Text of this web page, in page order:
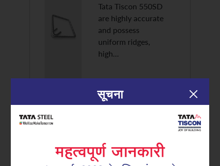
Tata Tiscon 550SD
are highly accurate
and possess
uniform ridges,
high…
Discover More
सूचना